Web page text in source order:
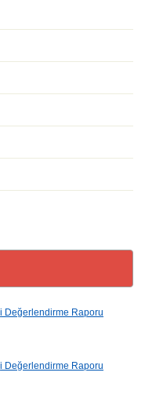
Değerlendirme Raporu
Değerlendirme Raporu